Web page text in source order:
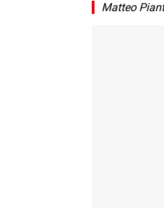
Matteo